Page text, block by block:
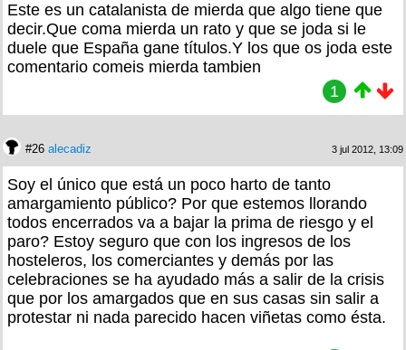
Este es un catalanista de mierda que algo tiene que
decir.Que coma mierda un rato y que se joda si le
duele que España gane títulos.Y los que os joda este
comentario comeis mierda tambien
1
#26 alecadiz 3 jul 2012, 13:09
Soy el único que está un poco harto de tanto
amargamiento público? Por que estemos llorando
todos encerrados va a bajar la prima de riesgo y el
paro? Estoy seguro que con los ingresos de los
hosteleros, los comerciantes y demás por las
celebraciones se ha ayudado más a salir de la crisis
que por los amargados que en sus casas sin salir a
protestar ni nada parecido hacen viñetas como ésta.